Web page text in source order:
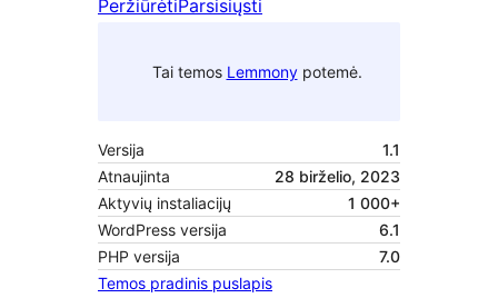
PeržiūrėtiParsisiųsti
Tai temos Lemmonypotemė.
Versija
1.1
Atnaujinta
28 birželio, 2023
Aktyvių instaliacijų
1 000+
WordPress versija
6.1
PHP versija
7.0
Temos pradinis puslapis